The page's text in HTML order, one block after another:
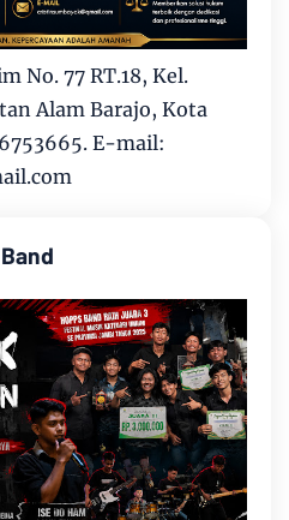
No. 77 RT.18, Kel.
Alam Barajo, Kota
E-mail: